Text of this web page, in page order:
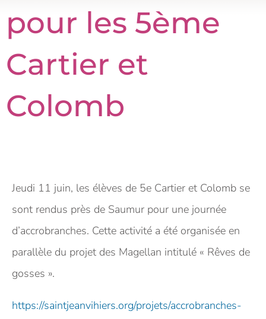
pour les 5ème
Cartier et
Colomb
Jeudi 11 juin, les élèves de 5e Cartier et Colomb se
sont rendus près de Saumur pour une journée
d’accrobranches. Cette activité a été organisée en
parallèle du projet des Magellan intitulé « Rêves de
gosses ».
https://saintjeanvihiers.org/projets/accrobranches-